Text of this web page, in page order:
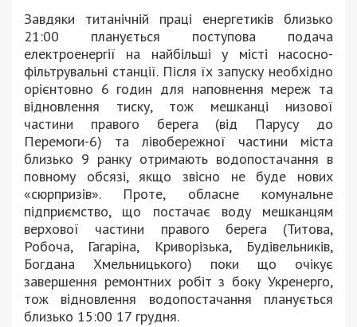
Завдяки титанічній праці енергетиків близько
21:00 планується поступова подача
електроенергії на найбільші у місті насосно-
фільтрувальні станції. Після їх запуску необхідно
орієнтовно 6 годин для наповнення мереж та
відновлення тиску, тож мешканці низової
частини правого берега (від Парусу до
Перемоги-6) та лівобережної частини міста
близько 9 ранку отримають водопостачання в
повному обсязі, якщо звісно не буде нових
«сюрпризів». Проте, обласне комунальне
підприємство, що постачає воду мешканцям
верхової частини правого берега (Титова,
Робоча, Гагаріна, Криворізька, Будівельників,
Богдана Хмельницького) поки що очікує
завершення ремонтних робіт з боку Укренерго,
тож відновлення водопостачання планується
близько 15:00 17 грудня.